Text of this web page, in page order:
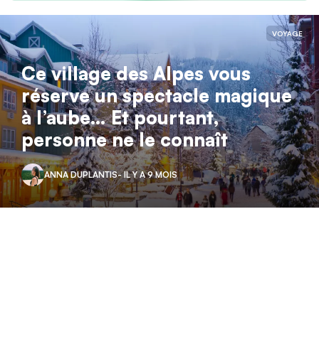
VOYAGE
Ce village des Alpes vous
réserve un spectacle magique
à l’aube… Et pourtant,
personne ne le connaît
ANNA DUPLANTIS- IL Y A 9 MOIS